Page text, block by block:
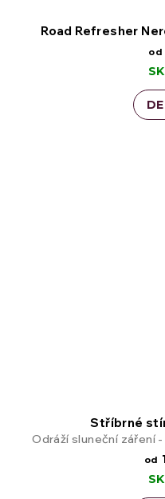
Road Refresher
od
Stříbrné
Odráží sluneční záření
od